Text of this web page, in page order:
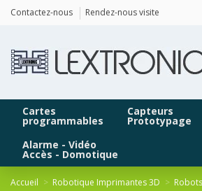
Contactez-nous Rendez-nous visite
Cartes
programmables
Capteurs
Prototypage
Alarme - Vidéo
Accès - Domotique
Accueil Robotique Imprimantes 3D
Panneau de gestion des cookies